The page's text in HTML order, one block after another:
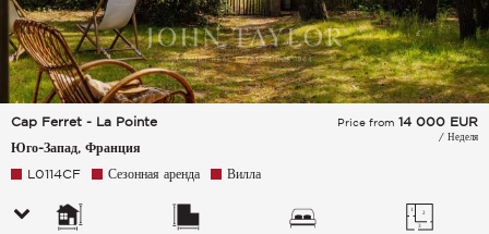
Cap Ferret - La Pointe
Юго-Запад, Франция
Price from 14 000 EUR
/ Неделя
L0114CF Сезонная аренда Вилла